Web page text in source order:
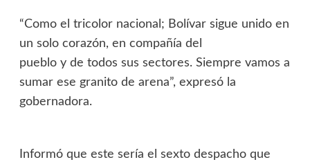
“Como el tricolor nacional; Bolívar sigue unido en
un solo corazón, en compañía del
pueblo y de todos sus sectores. Siempre vamos a
sumar ese granito de arena”, expresó la
gobernadora.
Informó que este sería el sexto despacho que